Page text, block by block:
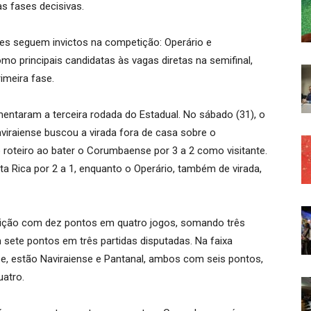
fases decisivas.
seguem invictos na competição: Operário e
principais candidatas às vagas diretas na semifinal,
fase.
a terceira rodada do Estadual. No sábado (31), o
buscou a virada fora de casa sobre o
ao bater o Corumbaense por 3 a 2 como visitante.
Rica por 2 a 1, enquanto o Operário, também de virada,
com dez pontos em quatro jogos, somando três
pontos em três partidas disputadas. Na faixa
estão Naviraiense e Pantanal, ambos com seis pontos,